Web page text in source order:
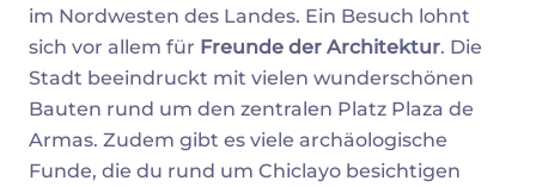
im Nordwesten des Landes. Ein Besuch lohnt
sich vor allem für Freunde der Architektur. Die
Stadt beeindruckt mit vielen wunderschönen
Bauten rund um den zentralen Platz Plaza de
Armas. Zudem gibt es viele archäologische
Funde, die du rund um Chiclayo besichtigen